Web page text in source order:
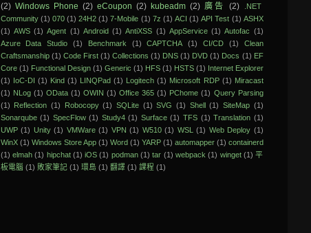
(2) Windows Phone (2) eCoupon (2) kubeadm (2) 廣告 (2)
.NET
Community (1) 070 (1) 24H2 (1) 7-Mobile (1) 7z (1) ACI (1) API Test (1) ASHX
(1) AWS (1) Agent (1) Android (1) AntiXSS (1) AppService (1) Autofac (1)
Azure Data Studio
(1) Benchmark (1) CAPTCHA (1) CI/CD (1)
Clean
Craftsmanship (1) Code First (1) Collections (1) DNS (1) DVD (1) Docs (1) EF
Core (1) Functional Design (1) Generic (1) HFS (1) HSTS (1) Internet Explorer
(1) IoC-DI (1) Kind (1) LINQPad (1) Logitech (1) Microsoft RDP (1) Miracast
(1) NLog (1) OData (1) OWIN (1) Office 365 (1) PChome (1) Query Parsing
(1) Reflection (1) Robocopy (1) SQLite (1) SVG (1) Shell (1) SiteMap (1)
Sonarqube (1) SpecFlow (1) Study4 (1) Surface (1) TFS (1) Translation (1)
UWP (1) Unity (1) VMWare (1) VPN (1) W510 (1) WSL (1) Web Deploy (1)
WinX (1) Windows Store App (1) Word (1) YARP (1) automapper (1) containerd
(1) elmah (1) hipchat (1) iOS (1) podman (1) tar (1) webpack (1) winget (1) 平
板電腦 (1) 敗家筆記 (1) 環島 (1) 翻譯 (1) 課程 (1)